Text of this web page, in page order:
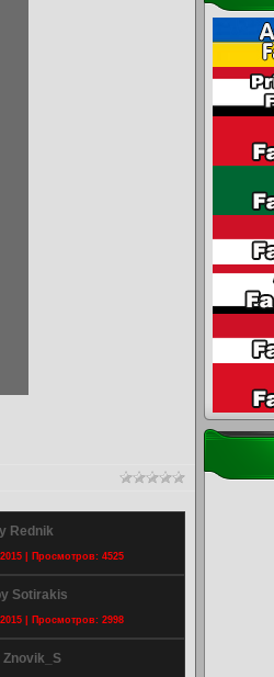
Rednik
| Просмотров: 4525
Sotirakis
| Просмотров: 2998
Znovik_S